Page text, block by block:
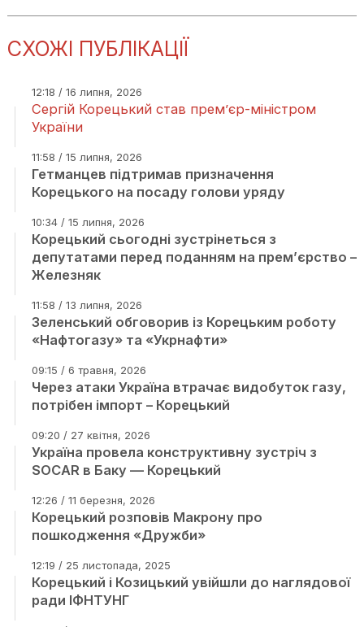
СХОЖІ ПУБЛІКАЦІЇ
12:18 / 16 липня, 2026
Сергій Корецький став прем’єр-міністром
України
11:58 / 15 липня, 2026
Гетманцев підтримав призначення
Корецького на посаду голови уряду
10:34 / 15 липня, 2026
Корецький сьогодні зустрінеться з
депутатами перед поданням на прем’єрство –
Железняк
11:58 / 13 липня, 2026
Зеленський обговорив із Корецьким роботу
«Нафтогазу» та «Укрнафти»
09:15 / 6 травня, 2026
Через атаки Україна втрачає видобуток газу,
потрібен імпорт – Корецький
09:20 / 27 квітня, 2026
Україна провела конструктивну зустріч з
SOCAR в Баку — Корецький
12:26 / 11 березня, 2026
Корецький розповів Макрону про
пошкодження «Дружби»
12:19 / 25 листопада, 2025
Корецький і Козицький увійшли до наглядової
ради ІФНТУНГ